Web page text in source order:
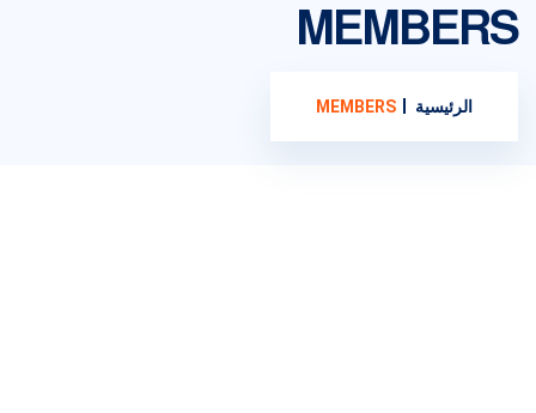
MEMBERS
الرئيسية MEMBERS